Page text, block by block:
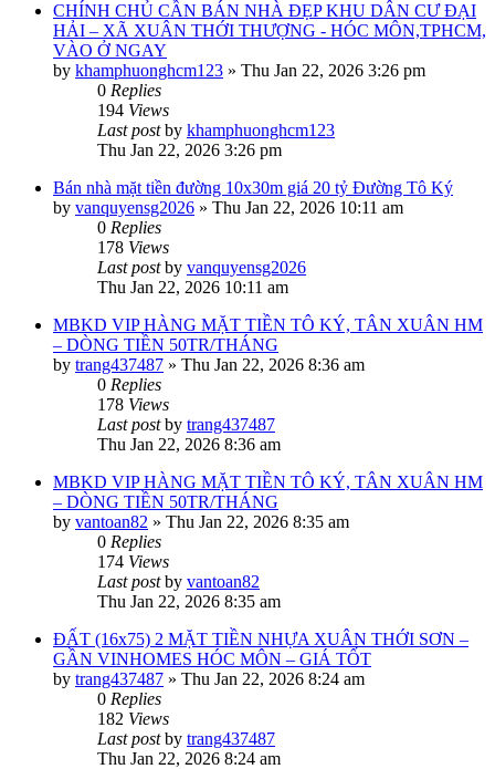
CHÍNH CHỦ CẦN BÁN NHÀ ĐẸP KHU DÂN CƯ ĐẠI
HẢI – XÃ XUÂN THỚI THƯỢNG - HÓC MÔN,TPHCM,
VÀO Ở NGAY
by khamphuonghcm123 » Thu Jan 22, 2026 3:26 pm
0 Replies
194 Views
Last postby khamphuonghcm123
Thu Jan 22, 2026 3:26 pm
Bán nhà mặt tiền đường 10x30m giá 20 tỷ Đường Tô Ký
by vanquyensg2026 » Thu Jan 22, 2026 10:11 am
0 Replies
178 Views
Last postby vanquyensg2026
Thu Jan 22, 2026 10:11 am
MBKD VIP HÀNG MẶT TIỀN TÔ KÝ, TÂN XUÂN HM
– DÒNG TIỀN 50TR/THÁNG
by trang437487 » Thu Jan 22, 2026 8:36 am
0 Replies
178 Views
Last postby trang437487
Thu Jan 22, 2026 8:36 am
MBKD VIP HÀNG MẶT TIỀN TÔ KÝ, TÂN XUÂN HM
– DÒNG TIỀN 50TR/THÁNG
by vantoan82 » Thu Jan 22, 2026 8:35 am
0 Replies
174 Views
Last postby vantoan82
Thu Jan 22, 2026 8:35 am
ĐẤT (16x75) 2 MẶT TIỀN NHỰA XUÂN THỚI SƠN –
GẦN VINHOMES HÓC MÔN – GIÁ TỐT
by trang437487 » Thu Jan 22, 2026 8:24 am
0 Replies
182 Views
Last postby trang437487
Thu Jan 22, 2026 8:24 am